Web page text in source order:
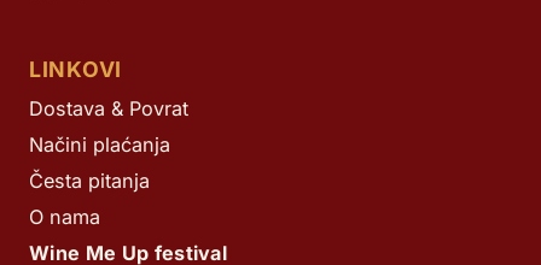
LINKOVI
Dostava & Povrat
Načini plaćanja
Česta pitanja
O nama
Wine Me Up festival